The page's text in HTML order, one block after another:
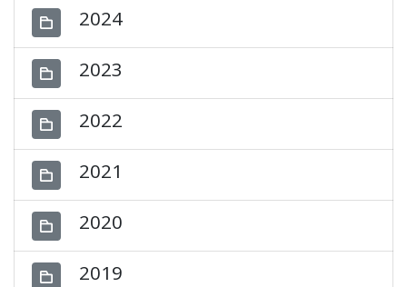
2024
2023
2022
2021
2020
2019